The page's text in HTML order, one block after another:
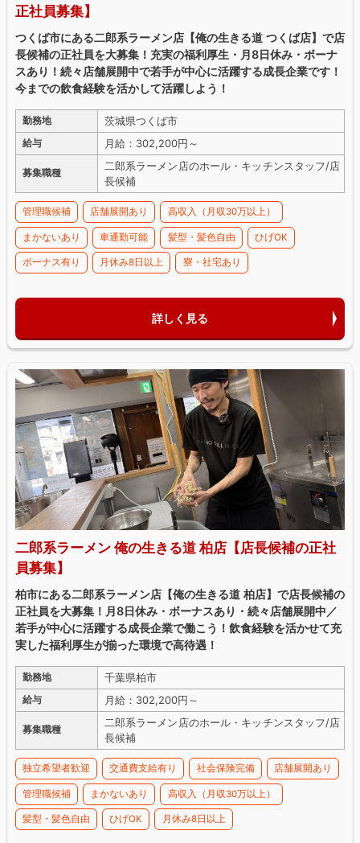
正社員募集】
つくば市にある二郎系ラーメン店【俺の生きる道 つくば店】で店
長候補の正社員を大募集！充実の福利厚生・月8日休み・ボーナ
スあり！続々店舗展開中で若手が中心に活躍する成長企業です！
今までの飲食経験を活かして活躍しよう！
勤務地 茨城県つくば市
給与 月給：302,200円～
募集職種
二郎系ラーメン店のホール・キッチンスタッフ/店
長候補
管理職候補 店舗展開あり 高収入（月収30万以上）
まかないあり 車通勤可能 髪型・髪色自由 ひげOK
ボーナス有り 月休み8日以上 寮・社宅あり
詳しく見る
二郎系ラーメン 俺の生きる道 柏店【店長候補の正社
員募集】
柏市にある二郎系ラーメン店【俺の生きる道 柏店】で店長候補の
正社員を大募集！月8日休み・ボーナスあり・続々店舗展開中／
若手が中心に活躍する成長企業で働こう！飲食経験を活かせて充
実した福利厚生が揃った環境で高待遇！
勤務地 千葉県柏市
給与 月給：302,200円～
募集職種
二郎系ラーメン店のホール・キッチンスタッフ/店
長候補
独立希望者歓迎 交通費支給有り 社会保険完備 店舗展開あり
管理職候補 まかないあり 高収入（月収30万以上）
髪型・髪色自由 ひげOK 月休み8日以上